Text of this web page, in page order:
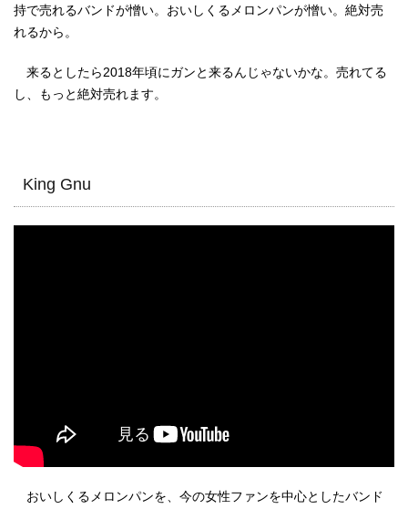
持で売れるバンドが憎い。おいしくるメロンパンが憎い。絶対売
れるから。
来るとしたら2018年頃にガンと来るんじゃないかな。売れてる
し、もっと絶対売れます。
King Gnu
おいしくるメロンパンを、今の女性ファンを中心としたバンド